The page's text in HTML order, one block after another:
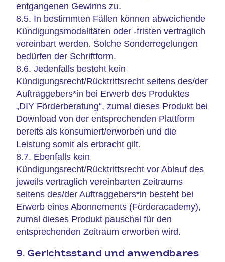
entgangenen Gewinns zu.
8.5. In bestimmten Fällen können abweichende
Kündigungsmodalitäten oder -fristen vertraglich
vereinbart werden. Solche Sonderregelungen
bedürfen der Schriftform.
8.6. Jedenfalls besteht kein
Kündigungsrecht/Rücktrittsrecht seitens des/der
Auftraggebers*in bei Erwerb des Produktes
„DIY Förderberatung“, zumal dieses Produkt bei
Download von der entsprechenden Plattform
bereits als konsumiert/erworben und die
Leistung somit als erbracht gilt.
8.7. Ebenfalls kein
Kündigungsrecht/Rücktrittsrecht vor Ablauf des
jeweils vertraglich vereinbarten Zeitraums
seitens des/der Auftraggebers*in besteht bei
Erwerb eines Abonnements (Förderacademy),
zumal dieses Produkt pauschal für den
entsprechenden Zeitraum erworben wird.
9. Gerichtsstand und anwendbares